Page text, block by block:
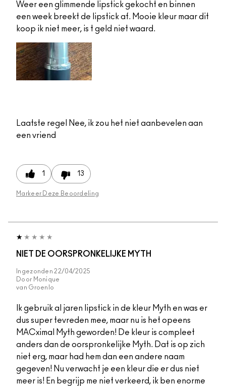
Weer een glimmende lipstick gekocht en binnen
een week breekt de lipstick af. Mooie kleur maar dit
koop ik niet meer, is t geld niet waard.
Laatste regel
Nee, ik zou het niet aanbevelen aan
een vriend
1 13
Markeer Deze Beoordeling
NIET DE OORSPRONKELIJKE MYTH
Ingezonden 22/04/2025
Door Monique
van Groenlo
Ik gebruik al jaren lipstick in de kleur Myth en was er
dus super tevreden mee, maar nu is het opeens
MACximal Myth geworden! De kleur is compleet
anders dan de oorspronkelijke Myth. Dat is op zich
niet erg, maar had hem dan een andere naam
gegeven! Nu verwacht je een kleur die er dus niet
meer is! En begrijp me niet verkeerd, ik ben enorme